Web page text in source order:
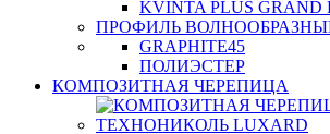
KVINTA PLUS GRAND
ПРОФИЛЬ ВОЛНООБРАЗНЫЙ
GRAPHITE45
ПОЛИЭСТЕР
КОМПОЗИТНАЯ ЧЕРЕПИЦА